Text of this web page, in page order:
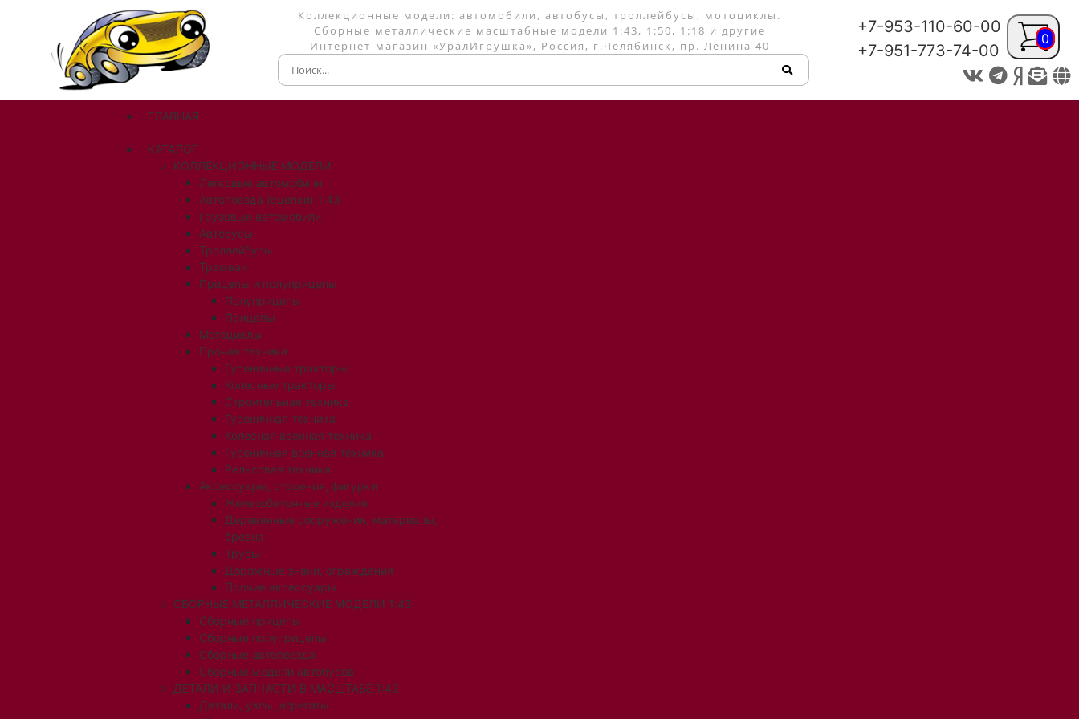
Коллекционные модели: автомобили, автобусы, троллейбусы, мотоциклы.
Сборные металлические масштабные модели 1:43, 1:50, 1:18 и другие
Интернет-магазин «УралИгрушка», Россия, г.Челябинск, пр. Ленина 40
+7-953-110-60-00
+7-951-773-74-00
ГЛАВНАЯ
КАТАЛОГ
КОЛЛЕКЦИОННЫЕ МОДЕЛИ
Легковые автомобили
Автопоезда (сцепки) 1:43
Грузовые автомобили
Автобусы
Троллейбусы
Трамваи
Прицепы и полуприцепы
Полуприцепы
Прицепы
Мотоциклы
Прочая техника
Гусеничные тракторы
Колесные тракторы
Строительная техника
Гусеничная техника
Колесная военная техника
Гусеничная военная техника
Рельсовая техника
Аксессуары, строения, фигурки
Железобетонные изделия
Деревянные сооружения, материалы,
бревна
Трубы
Дорожные знаки, ограждения
Прочие аксессуары
СБОРНЫЕ МЕТАЛЛИЧЕСКИЕ МОДЕЛИ 1:43
Сборные прицепы
Сборные полуприцепы
Сборные автопоезда
Сборные модели автобусов
ДЕТАЛИ И ЗАПЧАСТИ В МАСШТАБЕ 1:43
Детали, узлы, агрегаты
0